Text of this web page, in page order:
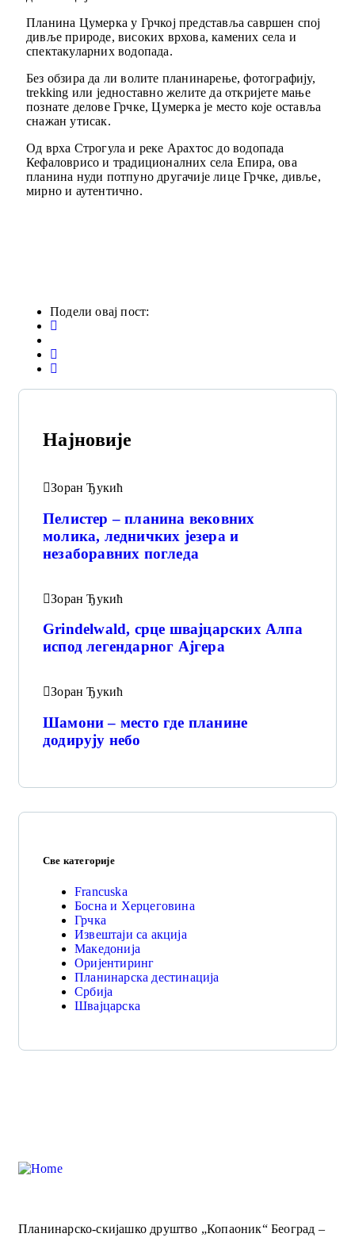
Планина Цумерка у Грчкој представља савршен спој
дивље природе, високих врхова, камених села и
спектакуларних водопада.
Без обзира да ли волите планинарење, фотографију,
trekking или једноставно желите да откријете мање
познате делове Грчке, Цумерка је место које оставља
снажан утисак.
Од врха Строгула и реке Арахтос до водопада
Кефаловрисо и традиционалних села Епира, ова
планина нуди потпуно другачије лице Грчке, дивље,
мирно и аутентично.
Подели овај пост:
Најновије
Зоран Ђукић
Пелистер – планина вековних
молика, ледничких језера и
незаборавних погледа
Зоран Ђукић
Grindelwald, срце швајцарских Алпа
испод легендарног Ајгера
Зоран Ђукић
Шамони – место где планине
додирују небо
Све категорије
Francuska
Босна и Херцеговина
Грчка
Извештаји са акција
Македонија
Оријентиринг
Планинарска дестинација
Србија
Швајцарска
Планинарско-скијашко друштво „Копаоник“ Београд –